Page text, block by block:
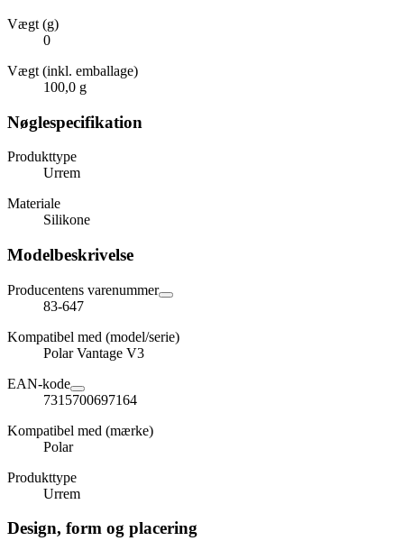
Vægt (g)
0
Vægt (inkl. emballage)
100,0 g
Nøglespecifikation
Produkttype
Urrem
Materiale
Silikone
Modelbeskrivelse
Producentens varenummer
83-647
Kompatibel med (model/serie)
Polar Vantage V3
EAN-kode
7315700697164
Kompatibel med (mærke)
Polar
Produkttype
Urrem
Design, form og placering